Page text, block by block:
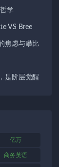
学
VS Bree
焦虑与攀比
是阶层觉醒
亿万
商务英语